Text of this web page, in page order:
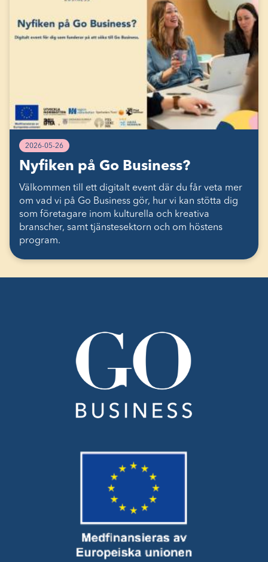
2026-05-26
Nyfiken på Go Business?
Välkommen till ett digitalt event där du får veta mer
om vad vi på Go Business gör, hur vi kan stötta dig
som företagare inom kulturella och kreativa
branscher, samt tjänstesektorn och om höstens
program.